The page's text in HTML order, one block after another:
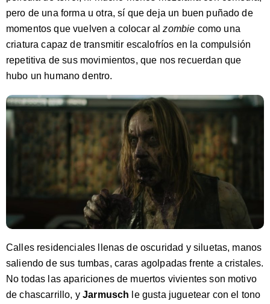
pero de una forma u otra, sí que deja un buen puñado de
momentos que vuelven a colocar alzombie como una
criatura capaz de transmitir escalofríos en la compulsión
repetitiva de sus movimientos, que nos recuerdan que
hubo un humano dentro.
Calles residenciales llenas de oscuridad y siluetas, manos
saliendo de sus tumbas, caras agolpadas frente a cristales.
No todas las apariciones de muertos vivientes son motivo
de chascarrillo, yJarmusch le gusta juguetear con el tono